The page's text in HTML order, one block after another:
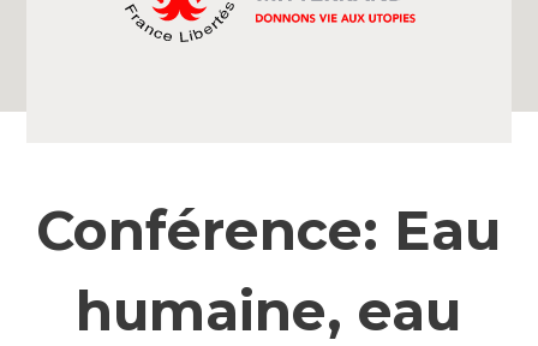
Conférence: Eau
humaine, eau